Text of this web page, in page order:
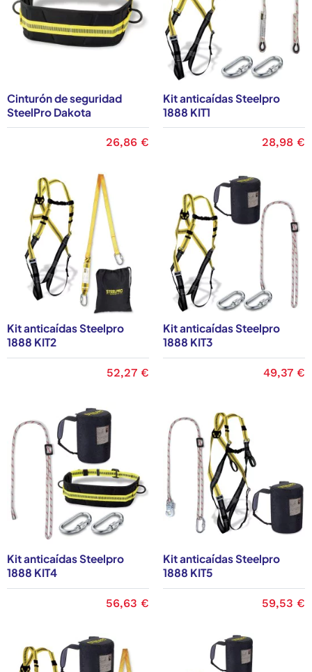
Cinturón de seguridad
SteelPro Dakota
26,86 €
Kit anticaídas Steelpro
1888 KIT1
28,98 €
Kit anticaídas Steelpro
1888 KIT2
52,27 €
Kit anticaídas Steelpro
1888 KIT3
49,37 €
Kit anticaídas Steelpro
1888 KIT4
56,63 €
Kit anticaídas Steelpro
1888 KIT5
59,53 €